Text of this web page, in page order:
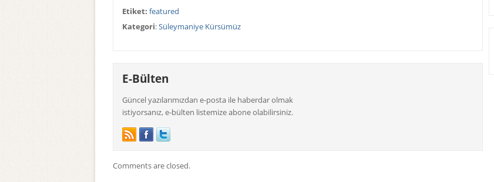
Etiket: featured
Kategori:Süleymaniye Kürsümüz
E-Bülten
Güncel yazılarımızdan e-posta ile haberdar olmak
istiyorsanız, e-bülten listemize abone olabilirsiniz.
Comments are closed.